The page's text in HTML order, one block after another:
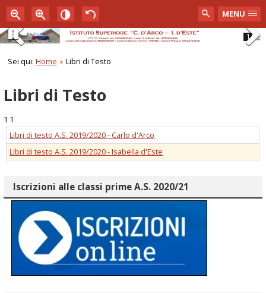
MENU
1
2
Pause
Sei qui: Home Libri di Testo
Libri di Testo
1 1
Libri di testo A.S. 2019/2020 - Carlo d'Arco
Libri di testo A.S. 2019/2020 - Isabella d'Este
Iscrizioni alle classi prime A.S. 2020/21